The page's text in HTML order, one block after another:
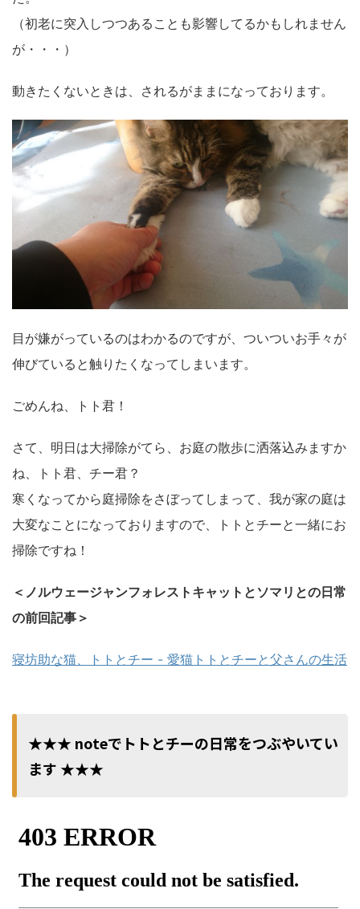
（初老に突入しつつあることも影響してるかもしれません
が・・・）
動きたくないときは、されるがままになっております。
目が嫌がっているのはわかるのですが、ついついお手々が
伸びていると触りたくなってしまいます。
ごめんね、トト君！
さて、明日は大掃除がてら、お庭の散歩に洒落込みますか
ね、トト君、チー君？
寒くなってから庭掃除をさぼってしまって、我が家の庭は
大変なことになっておりますので、トトとチーと一緒にお
掃除ですね！
＜ノルウェージャンフォレストキャットとソマリとの日常
の前回記事＞
寝坊助な猫、トトとチー - 愛猫トトとチーと父さんの生活
★★★ noteでトトとチーの日常をつぶやいてい
ます ★★★